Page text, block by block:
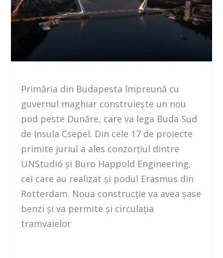
Primăria din Budapesta împreună cu
guvernul maghiar construiește un nou
pod peste Dunăre, care va lega Buda Sud
de Insula Csepel. Din cele 17 de proiecte
primite juriul a ales conzorțiul dintre
UNStudió și Buro Happold Engineering,
cei care au realizat și podul Erasmus din
Rotterdam. Noua construcție va avea șase
benzi și va permite și circulația
tramvaielor